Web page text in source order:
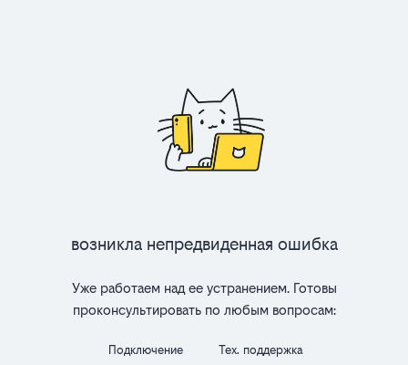
Возникла непредвиденная ошибка
Уже работаем над ее устранением. Готовы
проконсультировать по любым вопросам:
Подключение Тех. поддержка